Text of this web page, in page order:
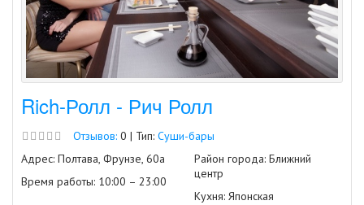
Rich-Ролл - Рич Ролл
Отзывов: 0 | Тип: Суши-бары
Адрес: Полтава, Фрунзе, 60а
Время работы: 10:00 – 23:00
Район города: Ближний
центр
Кухня: Японская